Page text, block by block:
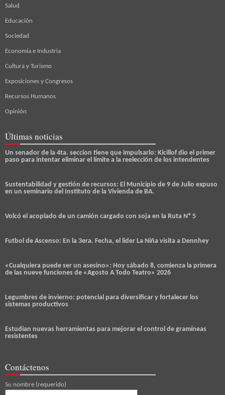
Salud
Educación
Sociedad
Economía e Industria
Cultura y Turismo
Exposiciones y Congresos
Recursos Humanos
Opinión
Últimas noticias
Un senador de la 4ta. seccion tiene que impulsarlo: Kicillof dio el primer
paso para intentar eliminar el límite a la reelección de los intendentes
Sustentabilidad y gestión de recursos: El Municipio de 9 de Julio expuso
en un seminario del Instituto de la Vivienda de BA.
Volcó el acoplado de un camión cargado con soja en la Ruta Nº 5
Futbol de Ascenso: En la 3era. Fecha, el lider La Niña visita a Dennhey
«Cualquiera puede ser un asesino»: Hoy sábado 8, comienza la primera
de las nueve funciones de «Agosto A Todo Teatro» 2026
Legumbres de invierno: potencial para diversificar y fortalecer los
sistemas productivos
Estudian nuevas herramientas para mejorar el control de gramíneas
resistentes
Contáctenos
Su nombre (requerido)